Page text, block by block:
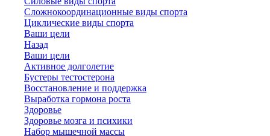
Сложнокоординационные виды спорта
Циклические виды спорта
Ваши цели
Назад
Ваши цели
Активное долголетие
Бустеры тестостерона
Восстановление и поддержка
Выработка гормона роста
Здоровье
Здоровье мозга и психики
Набор мышечной массы